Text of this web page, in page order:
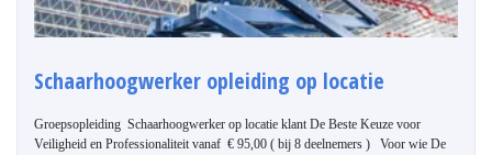
Schaarhoogwerker opleiding op locatie
Groepsopleiding Schaarhoogwerker op locatie klant De Beste Keuze voor
Veiligheid en Professionaliteit vanaf € 95,00 ( bij 8 deelnemers ) Voor wie De